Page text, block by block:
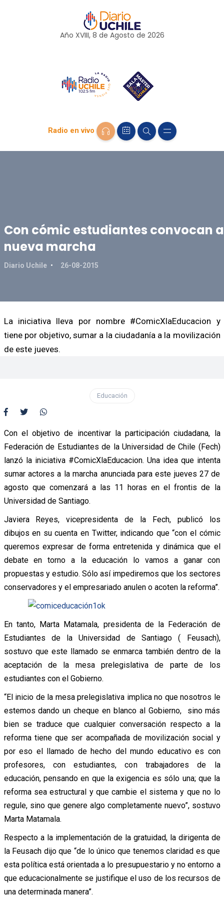
Año XVIII, 8 de Agosto de 2026
Radio en vivo
Con cómic estudiantes convocan a
nueva marcha
Diario Uchile 26-08-2015
La iniciativa lleva por nombre #ComicXlaEducacion y
tiene por objetivo, sumar a la ciudadanía a la movilización
de este jueves.
Educación
Con el objetivo de incentivar la participación ciudadana, la
Federación de Estudiantes de la Universidad de Chile (Fech)
lanzó la iniciativa #ComicXlaEducacion. Una idea que intenta
sumar actores a la marcha anunciada para este jueves 27 de
agosto que comenzará a las 11 horas en el frontis de la
Universidad de Santiago.
Javiera Reyes, vicepresidenta de la Fech, publicó los
dibujos en su cuenta en Twitter, indicando que “con el cómic
queremos expresar de forma entretenida y dinámica que el
debate en torno a la educación lo vamos a ganar con
propuestas y estudio. Sólo así impediremos que los sectores
conservadores y el empresariado anulen o acoten la reforma”.
En tanto, Marta Matamala, presidenta de la Federación de
Estudiantes de la Universidad de Santiago ( Feusach),
sostuvo que este llamado se enmarca también dentro de la
aceptación de la mesa prelegislativa de parte de los
estudiantes con el Gobierno.
“El inicio de la mesa prelegislativa implica no que nosotros le
estemos dando un cheque en blanco al Gobierno, sino más
bien se traduce que cualquier conversación respecto a la
reforma tiene que ser acompañada de movilización social y
por eso el llamado de hecho del mundo educativo es con
profesores, con estudiantes, con trabajadores de la
educación, pensando en que la exigencia es sólo una; que la
reforma sea estructural y que cambie el sistema y que no lo
regule, sino que genere algo completamente nuevo”, sostuvo
Marta Matamala.
Respecto a la implementación de la gratuidad, la dirigenta de
la Feusach dijo que “de lo único que tenemos claridad es que
esta política está orientada a lo presupuestario y no entorno a
que educacionalmente se justifique el uso de los recursos de
una determinada manera”.